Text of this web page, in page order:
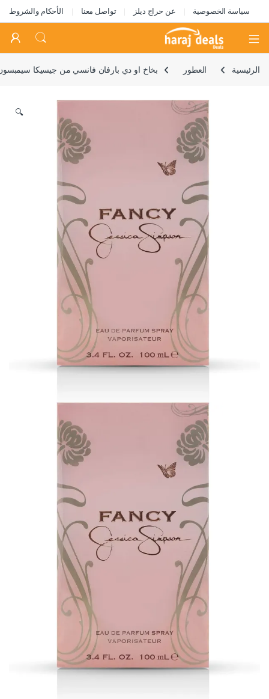
سياسة الخصوصية عن حراج ديلز تواصل معنا الأحكام والشروط
Open
الرئيسية العطور بخاخ او دي بارفان فانسي من جيسيكا سيمبسون 3.4
🔍